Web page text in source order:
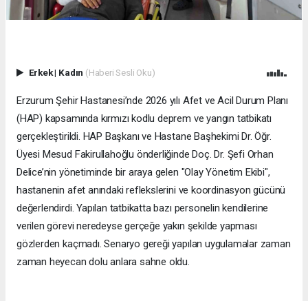
Erkek| Kadın (Haberi Sesli Oku)
Erzurum Şehir Hastanesi’nde 2026 yılı Afet ve Acil Durum Planı
(HAP) kapsamında kırmızı kodlu deprem ve yangın tatbikatı
gerçekleştirildi. HAP Başkanı ve Hastane Başhekimi Dr. Öğr.
Üyesi Mesud Fakirullahoğlu önderliğinde Doç. Dr. Şefi Orhan
Delice’nin yönetiminde bir araya gelen "Olay Yönetim Ekibi",
hastanenin afet anındaki reflekslerini ve koordinasyon gücünü
değerlendirdi. Yapılan tatbikatta bazı personelin kendilerine
verilen görevi neredeyse gerçeğe yakın şekilde yapması
gözlerden kaçmadı. Senaryo gereği yapılan uygulamalar zaman
zaman heyecan dolu anlara sahne oldu.